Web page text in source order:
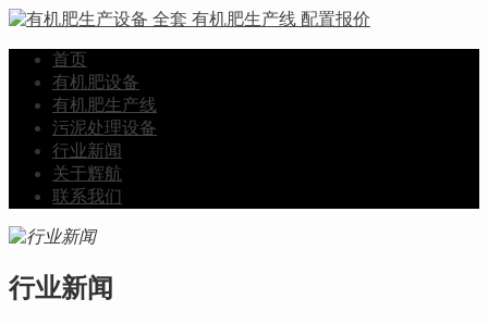
首页
有机肥设备
有机肥生产线
污泥处理设备
行业新闻
关于辉航
联系我们
行业新闻